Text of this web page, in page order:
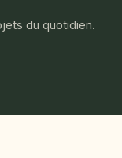
du quotidien.